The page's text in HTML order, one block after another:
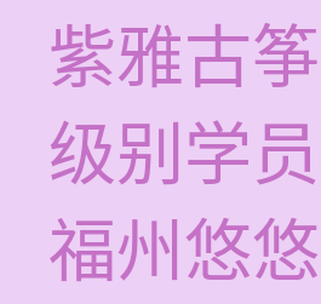
紫雅古
级别学
福州悠